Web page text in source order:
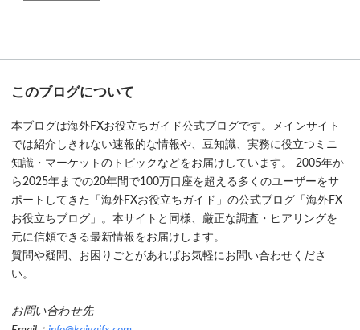
このブログについて
本ブログは海外FXお役立ちガイド公式ブログです。メインサイト
では紹介しきれない速報的な情報や、豆知識、実務に役立つミニ
知識・マーケットのトピックなどをお届けしています。 2005年か
ら2025年までの20年間で100万口座を超える多くのユーザーをサ
ポートしてきた「海外FXお役立ちガイド」の公式ブログ「海外FX
お役立ちブログ」。本サイトと同様、厳正な調査・ヒアリングを
元に信頼できる最新情報をお届けします。
質問や疑問、お困りごとがあればお気軽にお問い合わせくださ
い。
お問い合わせ先